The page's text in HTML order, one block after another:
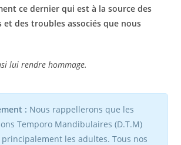
ce dernier qui est à la source des
et des troubles associés que nous
lui rendre hommage.
: Nous rappellerons que les
Temporo Mandibulaires (D.T.M)
les adultes. Tous nos